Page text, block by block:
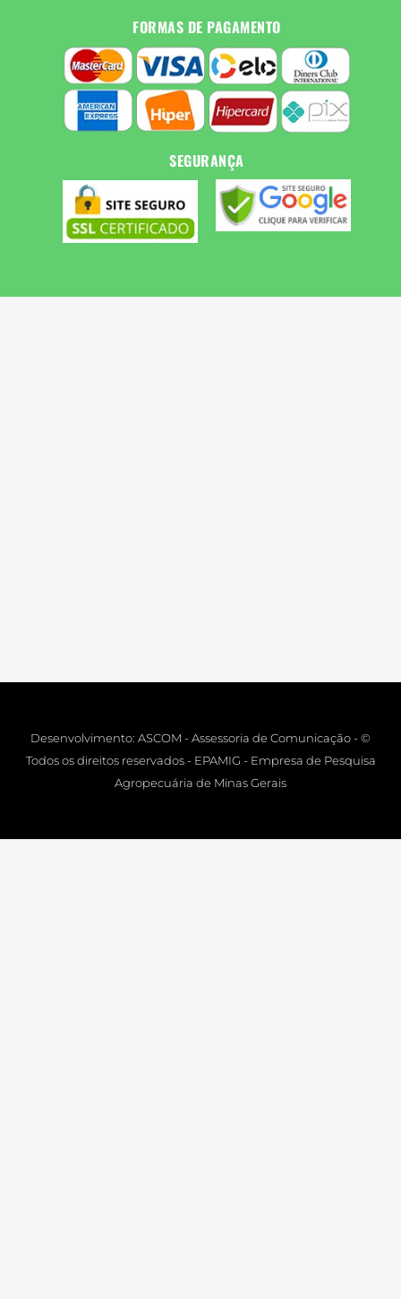
FORMAS DE PAGAMENTO
SEGURANÇA
Desenvolvimento: ASCOM - Assessoria de Comunicação - ©
Todos os direitos reservados - EPAMIG - Empresa de Pesquisa
Agropecuária de Minas Gerais